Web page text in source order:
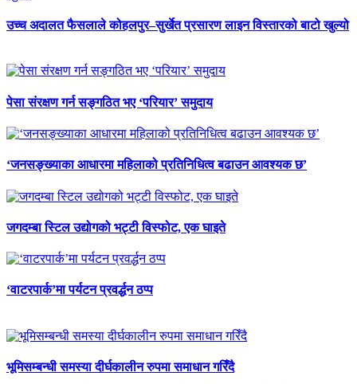
उच्च अदालत फैसलाले कोहलपुर–सुर्खेत प्रसारण लाइन विस्तारको बाटो खुल्यो
पेसा संरक्षण गर्न सङ्गठित भए ‘परियार’ समुदाय
‘जनसङ्ख्याका आधारमा महिलाको प्रतिनिधित्व बढाउन आवश्यक छ’
जगदम्बा स्टिल उद्योगको भट्टी विस्फोट, एक घाइते
‘वाटरपार्क’मा पर्यटन प्रवर्द्धन ठप्प
भूमिसम्बन्धी समस्या दीर्घकालीन रुपमा समाधान गरिँदै